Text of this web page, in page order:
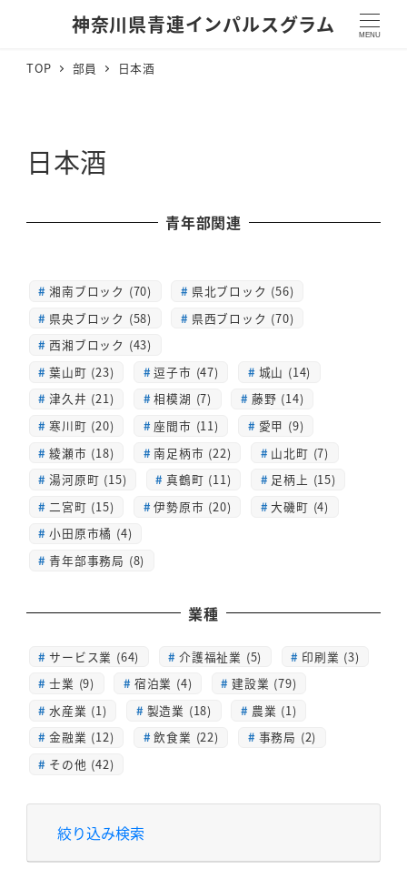
神奈川県青連インパルスグラム MENU
TOP 部員 日本酒
日本酒
青年部関連
湘南ブロック (70)
県北ブロック (56)
県央ブロック (58)
県西ブロック (70)
西湘ブロック (43)
葉山町 (23)
逗子市 (47)
城山 (14)
津久井 (21)
相模湖 (7)
藤野 (14)
寒川町 (20)
座間市 (11)
愛甲 (9)
綾瀬市 (18)
南足柄市 (22)
山北町 (7)
湯河原町 (15)
真鶴町 (11)
足柄上 (15)
二宮町 (15)
伊勢原市 (20)
大磯町 (4)
小田原市橘 (4)
青年部事務局 (8)
業種
サービス業 (64) 介護福祉業 (5)
印刷業 (3)
士業 (9)
宿泊業 (4)
建設業 (79)
水産業 (1)
製造業 (18)
農業 (1)
金融業 (12)
飲食業 (22)
事務局 (2)
その他 (42)
絞り込み検索